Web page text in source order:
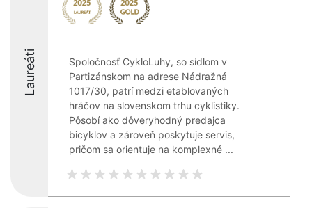
Laureáti
Spoločnosť CykloLuhy, so sídlom v
Partizánskom na adrese Nádražná
1017/30, patrí medzi etablovaných
hráčov na slovenskom trhu cyklistiky.
Pôsobí ako dôveryhodný predajca
bicyklov a zároveň poskytuje servis,
pričom sa orientuje na komplexné ...